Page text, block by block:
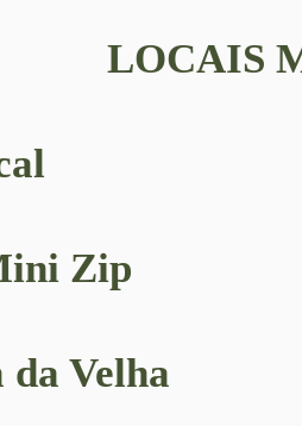
LOCAIS
Zip
da Velha